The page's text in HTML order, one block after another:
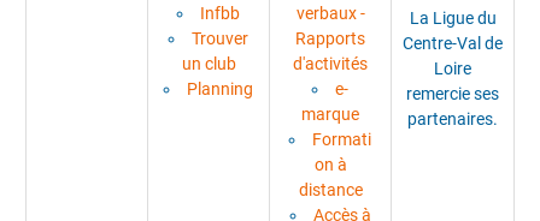
Infbb
Trouver
un club
Planning
verbaux -
Rapports
d'activités
e-
marque
Formati
on à
distance
Accès à
La Ligue du
Centre-Val de
Loire
remercie ses
partenaires.